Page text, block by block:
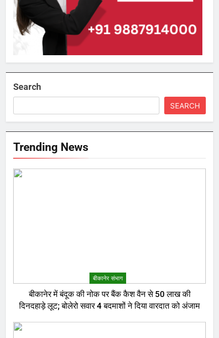
Search
SEARCH
Trending News
बीकानेर संभाग
बीकानेर में बंदूक की नोक पर बैंक कैश वैन से 50 लाख की
दिनदहाड़े लूट; बोलेरो सवार 4 बदमाशों ने दिया वारदात को अंजाम